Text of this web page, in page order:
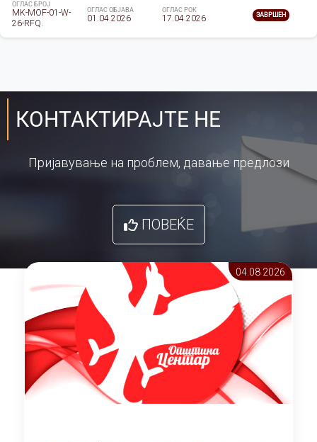
ОГЛАС БРОЈ
MK-MOF-01-W-
26-RFQ.
ОГЛАС ОБЈАВА
01.04.2026
ОГЛАС РОК
17.04.2026 ЗАВРШЕН
КОНТАКТИРАЈТЕ НЕ
Пријавување на проблем, давање предлози
ПОВЕЌЕ
04.08 2026